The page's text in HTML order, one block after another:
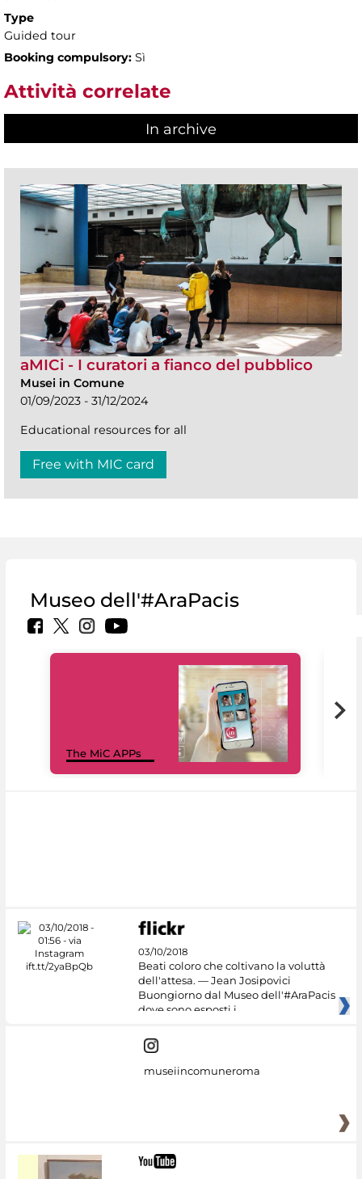
Type
Guided tour
Booking compulsory: Sì
Attività correlate
In archive
aMICi - I curatori a fianco del pubblico
Musei in Comune
01/09/2023 - 31/12/2024
Educational resources for all
Free with MIC card
Museo dell'#AraPacis
The MiC APPs
03/10/2018
Beati coloro che coltivano la voluttà
dell'attesa. — Jean Josipovici
Buongiorno dal Museo dell'#AraPacis
dove sono esposti i
museiincomuneroma